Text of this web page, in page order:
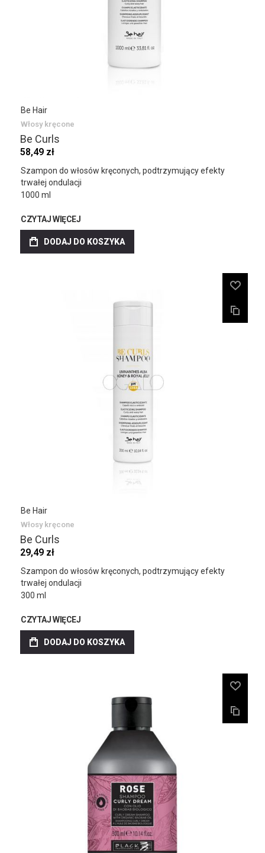
Be Hair
Włosy kręcone
Be Curls
58,49 zł
Szampon do włosów kręconych, podtrzymujący efekty
trwałej ondulacji
1000 ml
CZYTAJ WIĘCEJ
DODAJ DO KOSZYKA
Be Hair
Włosy kręcone
Be Curls
29,49 zł
Szampon do włosów kręconych, podtrzymujący efekty
trwałej ondulacji
300 ml
CZYTAJ WIĘCEJ
DODAJ DO KOSZYKA